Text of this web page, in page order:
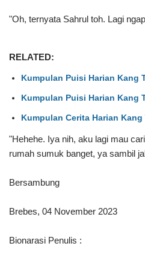
"Oh, ternyata Sahrul toh. Lagi
RELATED:
Kumpulan Puisi Harian Kang
Kumpulan Puisi Harian Kang
Kumpulan Cerita Harian
"Hehehe. Iya nih, aku lagi mau
rumah sumuk banget, ya sambil
Bersambung
Brebes, 04 November 2023
Bionarasi Penulis :